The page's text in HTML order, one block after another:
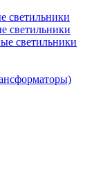
светильники
светильники
светильники